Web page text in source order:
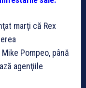
marţi că Rex
Pompeo, până
agenţiile